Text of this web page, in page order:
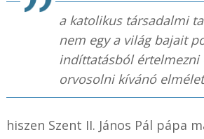
a katolikus társadalmi
nem egy a világ bajait
indíttatásból értelmezni
orvosolni kívánó
hiszen Szent II. János Pál pápa